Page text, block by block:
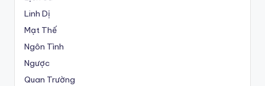
Linh Dị
Mạt Thế
Ngôn Tình
Ngược
Quan Trường